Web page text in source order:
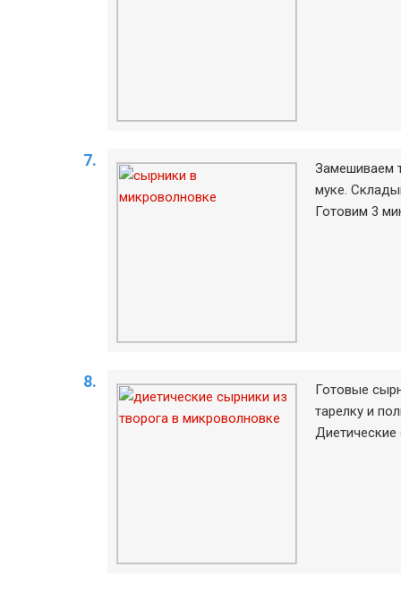
Замешиваем
муке.
Готовим 3
Готовые
тарелку и
Диетические